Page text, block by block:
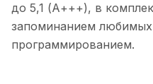
до 5,1 (А+++), в
запоминанием
программированием.